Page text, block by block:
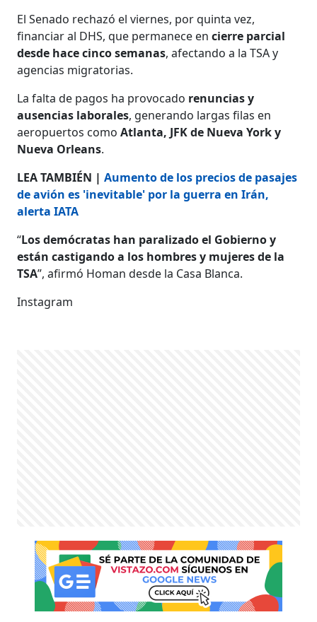
El Senado rechazó el viernes, por quinta vez,
financiar al DHS, que permanece encierre parcial
desde hace cinco semanas, afectando a la TSA y
agencias migratorias.
La falta de pagos ha provocado renuncias y
ausencias laborales, generando largas filas en
aeropuertos comoAtlanta, JFK de Nueva York y
Nueva Orleans.
LEA TAMBIÉN |Aumento de los precios de pasajes
de avión es 'inevitable' por la guerra en Irán,
alerta IATA
“Los demócratas han paralizado el Gobierno y
están castigando a los hombres y mujeres de la
TSA”, afirmó Homan desde la Casa Blanca.
Instagram